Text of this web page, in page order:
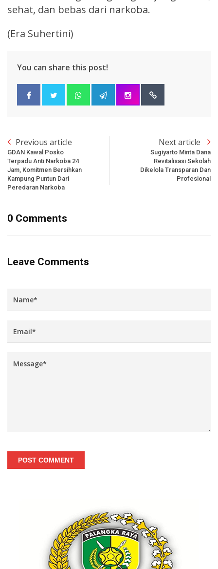
sehat, dan bebas dari narkoba.
(Era Suhertini)
You can share this post!
Previous article
GDAN Kawal Posko
Terpadu Anti Narkoba 24
Jam, Komitmen Bersihkan
Kampung Puntun Dari
Peredaran Narkoba
Next article
Sugiyarto Minta Dana
Revitalisasi Sekolah
Dikelola Transparan Dan
Profesional
0 Comments
Leave Comments
POST COMMENT